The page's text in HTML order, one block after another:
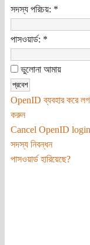
সদস্য পরিচয়: *
পাসওয়ার্ড: *
ভুলোনা আমায়
OpenID ব্যবহার করে
করুন
Cancel OpenID login
সদস্য নিবন্ধন
পাসওয়ার্ড হারিয়েছে?